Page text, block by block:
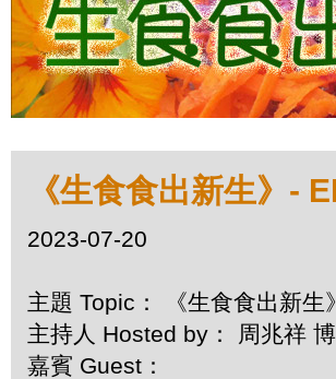
《生食食出新生》-
2023-07-20
主題 Topic： 《生食食出新
主持人 Hosted by： 周兆祥
嘉賓 Guest：